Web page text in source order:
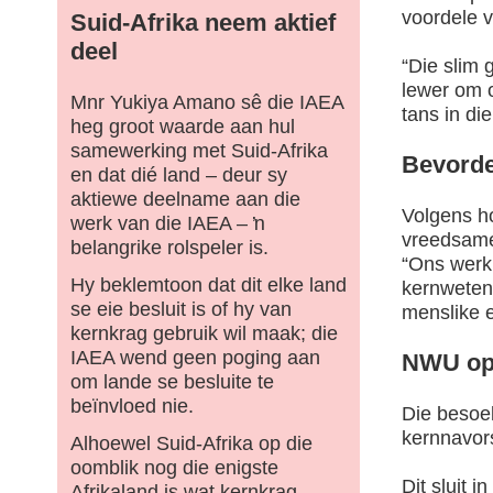
Suid-Afrika neem aktief
deel
Mnr Yukiya Amano sê die IAEA
heg groot waarde aan hul
samewerking met Suid-Afrika
en dat dié land – deur sy
aktiewe deelname aan die
werk van die IAEA – ŉ
belangrike rolspeler is.
Hy beklemtoon dat dit elke land
se eie besluit is of hy van
kernkrag gebruik wil maak; die
IAEA wend geen poging aan
om lande se besluite te
beïnvloed nie.
Alhoewel Suid-Afrika op die
oomblik nog die enigste
voordele
“Die slim
lewer om
tans in
Volgens
“Ons
menslike
NWU
Die
Dit sluit